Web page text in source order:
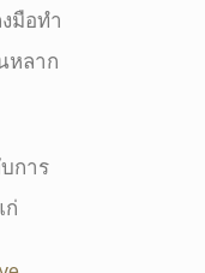
มือทำ
หลาก
การ
ก่